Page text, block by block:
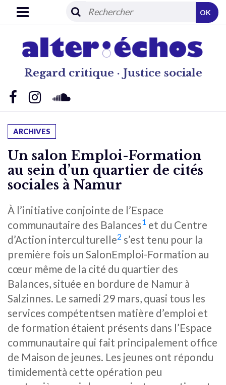
Regard critique · Justice sociale
OK
ARCHIVES
Un salon Emploi-Formation
au sein d’un quartier de cités
sociales à Namur
À l’initiative conjointe de l’Espace
communautaire des Balances1 et du Centre
d’Action interculturelle2 s’est tenu pour la
première fois un SalonEmploi-Formation au
cœur même de la cité du quartier des
Balances, située en bordure de Namur à
Salzinnes. Le samedi 29 mars, quasi tous les
services compétentsen matière d’emploi et
de formation étaient présents dans l’Espace
communautaire qui fait principalement office
de Maison de jeunes. Les jeunes ont répondu
timidementà cette opération peu